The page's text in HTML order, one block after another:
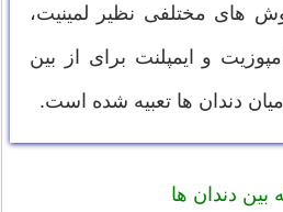
های مختلفی نظیر لمینیت،
و ایمپلنت برای از بین
دندان ها تعبیه شده است.
دندان ها